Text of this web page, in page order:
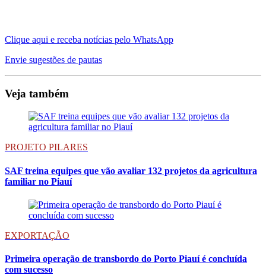
Clique aqui e receba notícias pelo WhatsApp
Envie sugestões de pautas
Veja também
PROJETO PILARES
SAF treina equipes que vão avaliar 132 projetos da agricultura
familiar no Piauí
EXPORTAÇÃO
Primeira operação de transbordo do Porto Piauí é concluída
com sucesso